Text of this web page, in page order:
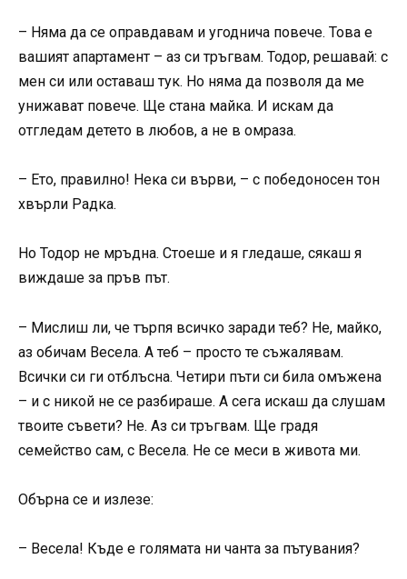
– Няма да се оправдавам и угоднича повече. Това е
вашият апартамент – аз си тръгвам. Тодор, решавай: с
мен си или оставаш тук. Но няма да позволя да ме
унижават повече. Ще стана майка. И искам да
отгледам детето в любов, а не в омраза.
– Ето, правилно! Нека си върви, – с победоносен тон
хвърли Радка.
Но Тодор не мръдна. Стоеше и я гледаше, сякаш я
виждаше за пръв път.
– Мислиш ли, че търпя всичко заради теб? Не, майко,
аз обичам Весела. А теб – просто те съжалявам.
Всички си ги отблъсна. Четири пъти си била омъжена
– и с никой не се разбираше. А сега искаш да слушам
твоите съвети? Не. Аз си тръгвам. Ще градя
семейство сам, с Весела. Не се меси в живота ми.
Обърна се и излезе:
– Весела! Къде е голямата ни чанта за пътувания?